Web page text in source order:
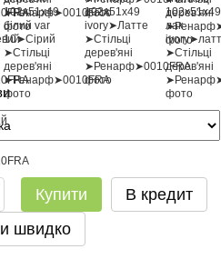
Купити
В кредит
швидко